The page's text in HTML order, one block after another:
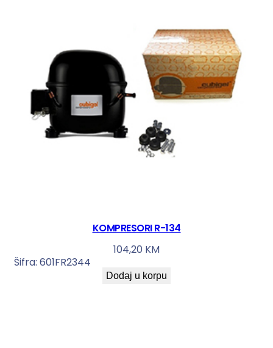
KOMPRESORI R-134
104,20 KM
Šifra: 601FR2344
Dodaj u korpu